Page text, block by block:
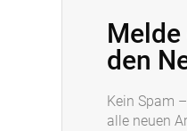
den
Kein Spam
alle neuen